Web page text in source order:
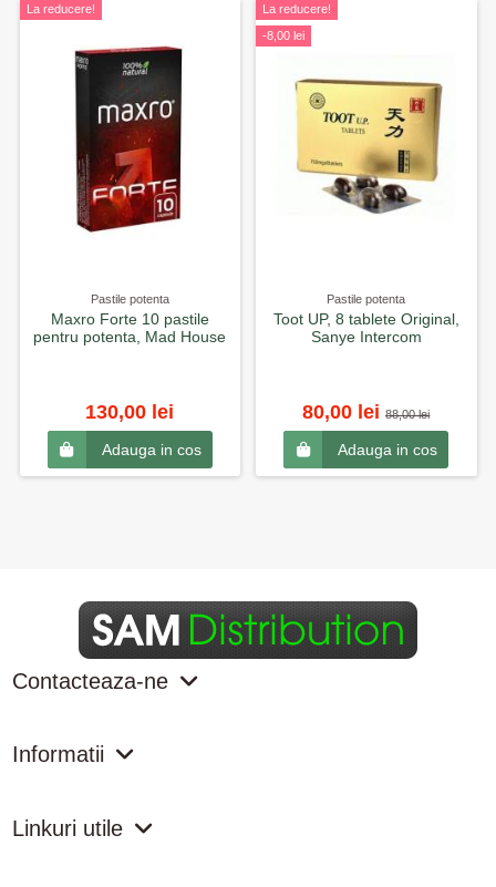
La reducere!
Pastile potenta
Maxro Forte 10 pastile
pentru potenta, Mad House
130,00 lei
Adauga in cos
La reducere!
-8,00 lei
Pastile potenta
Toot UP, 8 tablete Original,
Sanye Intercom
80,00 lei88,00 lei
Adauga in cos
Contacteaza-ne
Informatii
Linkuri utile